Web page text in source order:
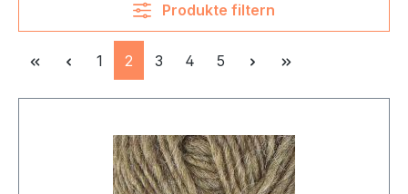
Produkte filtern
Seite
1 Seite
2 Seite
3 Seite
4 Seite
5